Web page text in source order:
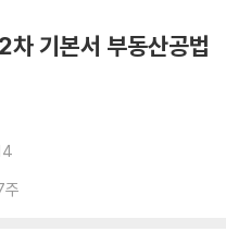
기본서 부동산공법
주